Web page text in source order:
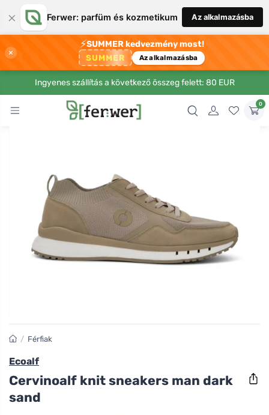
× Ferwer: parfüm és kozmetikum Az alkalmazásba
×
⚡SUMMER kedvezmény most!
SUMMER Az alkalmazásba
Ingyenes szállítás a következő összeg felett: 80 EUR
0
/ Férfiak
Ecoalf
Cervinoalf knit sneakers man dark
sand